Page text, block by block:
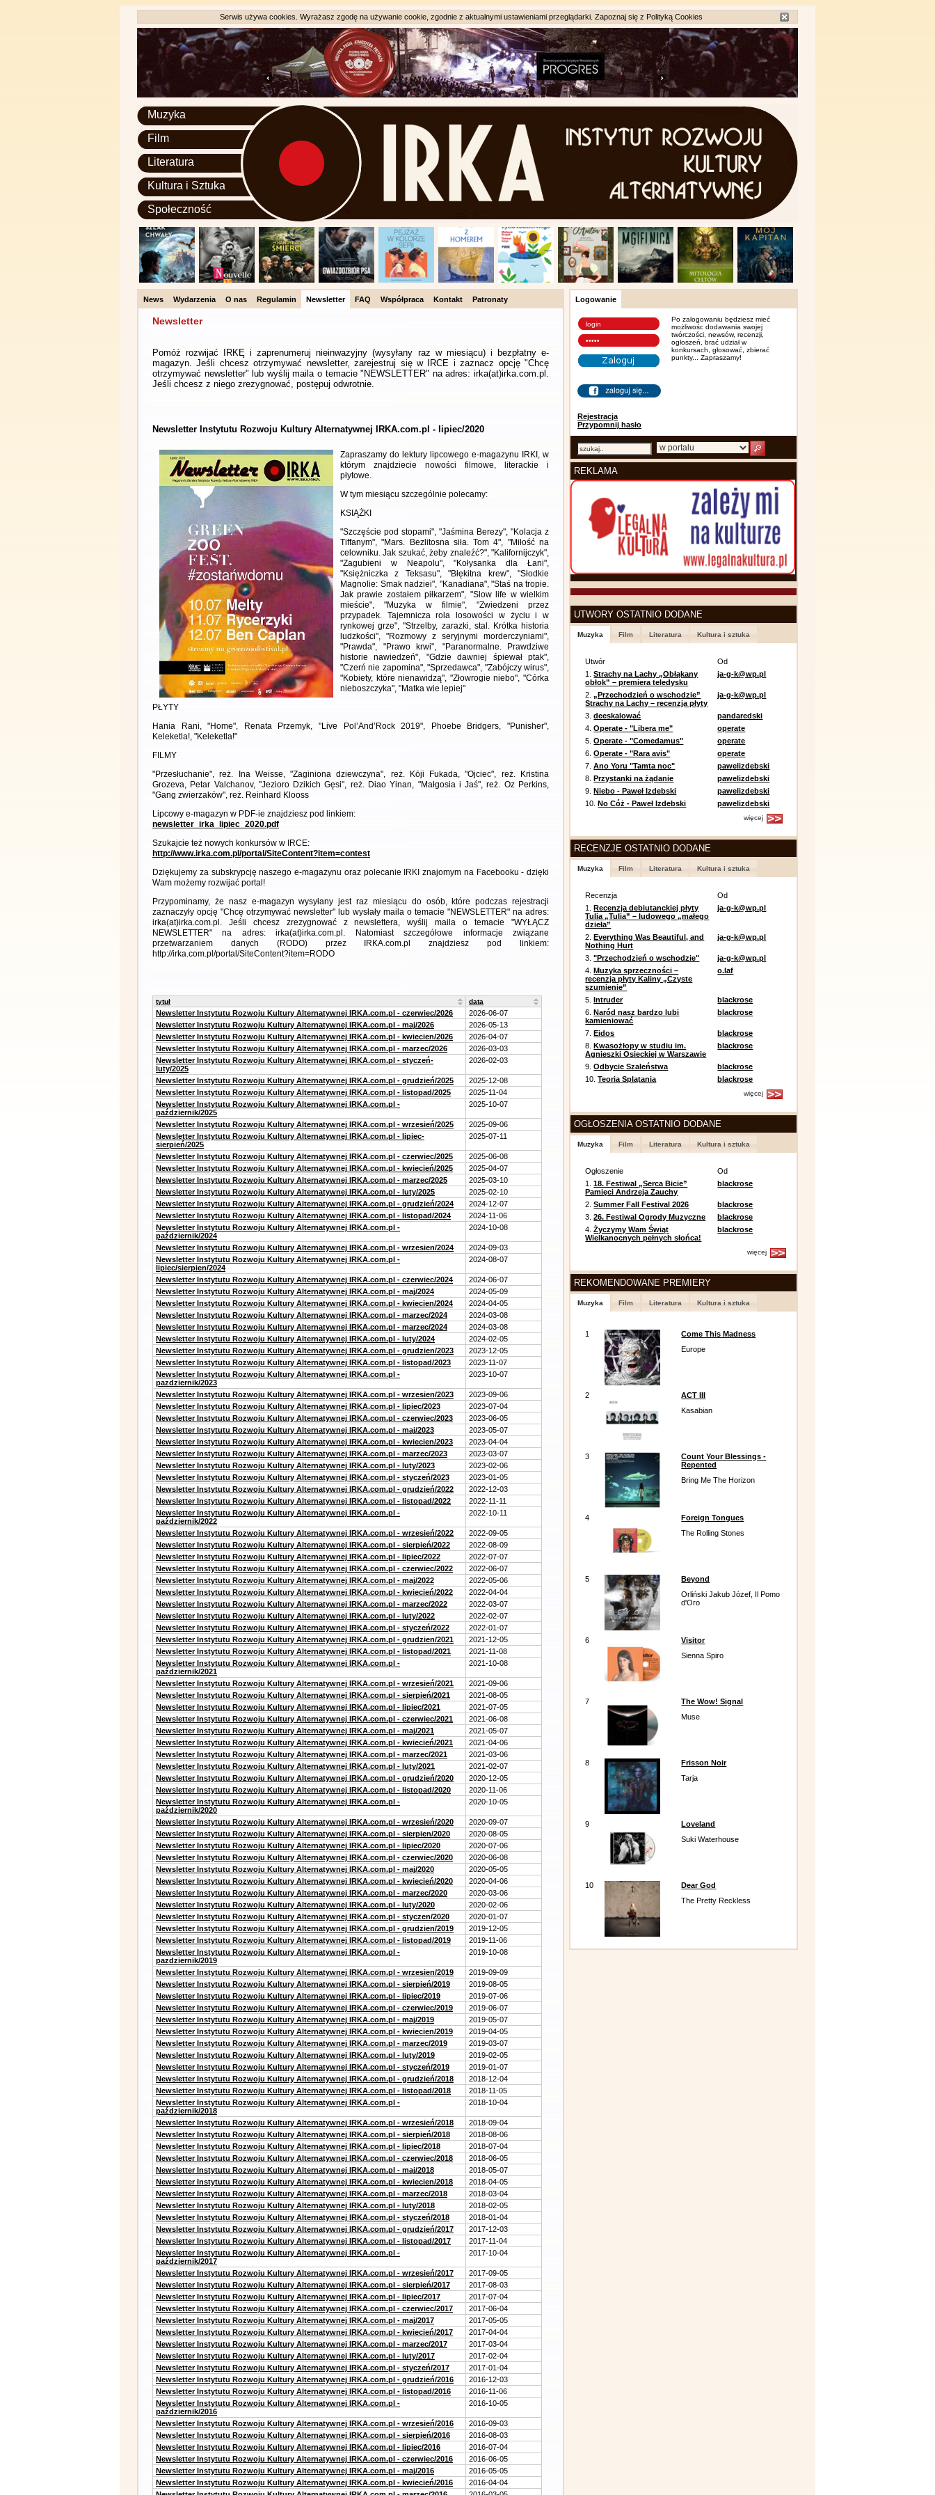
Serwis używa cookies. Wyrażasz zgodę na używanie cookie, zgodnie z aktualnymi ustawieniami przeglądarki. Zapoznaj się z Polityką Cookies
Muzyka
Film
Literatura
Kultura i Sztuka
Społeczność
News Wydarzenia O nas Regulamin Newsletter FAQ Współpraca Kontakt Patronaty
Newsletter
Pomóż rozwijać IRKĘ i zaprenumeruj nieinwazyjny (wysyłany raz w miesiącu) i bezpłatny e-
magazyn. Jeśli chcesz otrzymywać newsletter, zarejestruj się w IRCE i zaznacz opcję "Chcę
otrzymywać newsletter" lub wyślij maila o temacie "NEWSLETTER" na adres: irka(at)irka.com.pl.
Jeśli chcesz z niego zrezygnować, postępuj odwrotnie.
Newsletter Instytutu Rozwoju Kultury Alternatywnej IRKA.com.pl - lipiec/2020
Zapraszamy do lektury lipcowego e-magazynu IRKI, w
którym znajdziecie nowości filmowe, literackie i
płytowe.
W tym miesiącu szczególnie polecamy:
KSIĄŻKI
"Szczęście pod stopami", "Jaśmina Berezy", "Kolacja z
Tiffanym", "Mars. Bezlitosna siła. Tom 4", "Miłość na
celowniku. Jak szukać, żeby znaleźć?", "Kalifornijczyk",
"Zagubieni w Neapolu", "Kołysanka dla Łani",
"Księżniczka z Teksasu", "Błękitna krew", "Słodkie
Magnolie: Smak nadziei", "Kanadiana", "Staś na tropie.
Jak prawie zostałem piłkarzem", "Slow life w wielkim
mieście", "Muzyka w filmie", "Zwiedzeni przez
przypadek. Tajemnicza rola losowości w życiu i w
rynkowej grze", "Strzelby, zarazki, stal. Krótka historia
ludzkości", "Rozmowy z seryjnymi morderczyniami",
"Prawda", "Prawo krwi", "Paranormalne. Prawdziwe
historie nawiedzeń", "Gdzie dawniej śpiewał ptak",
"Czerń nie zapomina", "Sprzedawca", "Zabójczy wirus",
"Kobiety, które nienawidzą", "Złowrogie niebo", "Córka
nieboszczyka", "Matka wie lepiej"
PŁYTY
Hania Rani, "Home", Renata Przemyk, "Live Pol’And’Rock 2019", Phoebe Bridgers, "Punisher",
Keleketla!, "Keleketla!"
FILMY
"Przesłuchanie", reż. Ina Weisse, "Zaginiona dziewczyna", reż. Kōji Fukada, "Ojciec", reż. Kristina
Grozeva, Petar Valchanov, "Jezioro Dzikich Gęsi", reż. Diao Yinan, "Małgosia i Jaś", reż. Oz Perkins,
"Gang zwierzaków", reż. Reinhard Klooss
Lipcowy e-magazyn w PDF-ie znajdziesz pod linkiem:
newsletter_irka_lipiec_2020.pdf
Szukajcie też nowych konkursów w IRCE:
http://www.irka.com.pl/portal/SiteContent?item=contest
Dziękujemy za subskrypcję naszego e-magazynu oraz polecanie IRKI znajomym na Facebooku - dzięki
Wam możemy rozwijać portal!
Przypominamy, że nasz e-magazyn wysyłany jest raz miesiącu do osób, które podczas rejestracji
zaznaczyły opcję "Chcę otrzymywać newsletter" lub wysłały maila o temacie "NEWSLETTER" na adres:
irka(at)irka.com.pl. Jeśli chcesz zrezygnować z newslettera, wyślij maila o temacie "WYŁĄCZ
NEWSLETTER" na adres: irka(at)irka.com.pl. Natomiast szczegółowe informacje związane
przetwarzaniem danych (RODO) przez IRKA.com.pl znajdziesz pod linkiem:
http://irka.com.pl/portal/SiteContent?item=RODO
tytuł data
Newsletter Instytutu Rozwoju Kultury Alternatywnej IRKA.com.pl - czerwiec/2026
2026-06-07
Newsletter Instytutu Rozwoju Kultury Alternatywnej IRKA.com.pl - maj/2026
2026-05-13
Newsletter Instytutu Rozwoju Kultury Alternatywnej IRKA.com.pl - kwiecien/2026
2026-04-07
Newsletter Instytutu Rozwoju Kultury Alternatywnej IRKA.com.pl - marzec/2026
2026-03-03
Newsletter Instytutu Rozwoju Kultury Alternatywnej IRKA.com.pl - styczeń-
luty/2025
2026-02-03
Newsletter Instytutu Rozwoju Kultury Alternatywnej IRKA.com.pl - grudzień/2025
2025-12-08
Newsletter Instytutu Rozwoju Kultury Alternatywnej IRKA.com.pl - listopad/2025
2025-11-04
Newsletter Instytutu Rozwoju Kultury Alternatywnej IRKA.com.pl -
październik/2025
2025-10-07
Newsletter Instytutu Rozwoju Kultury Alternatywnej IRKA.com.pl - wrzesień/2025
2025-09-06
Newsletter Instytutu Rozwoju Kultury Alternatywnej IRKA.com.pl - lipiec-
sierpień/2025
2025-07-11
Newsletter Instytutu Rozwoju Kultury Alternatywnej IRKA.com.pl - czerwiec/2025
2025-06-08
Newsletter Instytutu Rozwoju Kultury Alternatywnej IRKA.com.pl - kwiecień/2025
2025-04-07
Newsletter Instytutu Rozwoju Kultury Alternatywnej IRKA.com.pl - marzec/2025
2025-03-10
Newsletter Instytutu Rozwoju Kultury Alternatywnej IRKA.com.pl - luty/2025
2025-02-10
Newsletter Instytutu Rozwoju Kultury Alternatywnej IRKA.com.pl - grudzień/2024
2024-12-07
Newsletter Instytutu Rozwoju Kultury Alternatywnej IRKA.com.pl - listopad/2024
2024-11-06
Newsletter Instytutu Rozwoju Kultury Alternatywnej IRKA.com.pl -
październik/2024
2024-10-08
Newsletter Instytutu Rozwoju Kultury Alternatywnej IRKA.com.pl - wrzesien/2024
2024-09-03
Newsletter Instytutu Rozwoju Kultury Alternatywnej IRKA.com.pl -
lipiec/sierpien/2024
2024-08-07
Newsletter Instytutu Rozwoju Kultury Alternatywnej IRKA.com.pl - czerwiec/2024
2024-06-07
Newsletter Instytutu Rozwoju Kultury Alternatywnej IRKA.com.pl - maj/2024
2024-05-09
Newsletter Instytutu Rozwoju Kultury Alternatywnej IRKA.com.pl - kwiecien/2024
2024-04-05
Newsletter Instytutu Rozwoju Kultury Alternatywnej IRKA.com.pl - marzec/2024
2024-03-08
Newsletter Instytutu Rozwoju Kultury Alternatywnej IRKA.com.pl - marzec/2024
2024-03-08
Newsletter Instytutu Rozwoju Kultury Alternatywnej IRKA.com.pl - luty/2024
2024-02-05
Newsletter Instytutu Rozwoju Kultury Alternatywnej IRKA.com.pl - grudzien/2023
2023-12-05
Newsletter Instytutu Rozwoju Kultury Alternatywnej IRKA.com.pl - listopad/2023
2023-11-07
Newsletter Instytutu Rozwoju Kultury Alternatywnej IRKA.com.pl -
pazdziernik/2023
2023-10-07
Newsletter Instytutu Rozwoju Kultury Alternatywnej IRKA.com.pl - wrzesien/2023
2023-09-06
Newsletter Instytutu Rozwoju Kultury Alternatywnej IRKA.com.pl - lipiec/2023
2023-07-04
Newsletter Instytutu Rozwoju Kultury Alternatywnej IRKA.com.pl - czerwiec/2023
2023-06-05
Newsletter Instytutu Rozwoju Kultury Alternatywnej IRKA.com.pl - maj/2023
2023-05-07
Newsletter Instytutu Rozwoju Kultury Alternatywnej IRKA.com.pl - kwiecien/2023
2023-04-04
Newsletter Instytutu Rozwoju Kultury Alternatywnej IRKA.com.pl - marzec/2023
2023-03-07
Newsletter Instytutu Rozwoju Kultury Alternatywnej IRKA.com.pl - luty/2023
2023-02-06
Newsletter Instytutu Rozwoju Kultury Alternatywnej IRKA.com.pl - styczeń/2023
2023-01-05
Newsletter Instytutu Rozwoju Kultury Alternatywnej IRKA.com.pl - grudzień/2022
2022-12-03
Newsletter Instytutu Rozwoju Kultury Alternatywnej IRKA.com.pl - listopad/2022
2022-11-11
Newsletter Instytutu Rozwoju Kultury Alternatywnej IRKA.com.pl -
październik/2022
2022-10-11
Newsletter Instytutu Rozwoju Kultury Alternatywnej IRKA.com.pl - wrzesień/2022
2022-09-05
Newsletter Instytutu Rozwoju Kultury Alternatywnej IRKA.com.pl - sierpień/2022
2022-08-09
Newsletter Instytutu Rozwoju Kultury Alternatywnej IRKA.com.pl - lipiec/2022
2022-07-07
Newsletter Instytutu Rozwoju Kultury Alternatywnej IRKA.com.pl - czerwiec/2022
2022-06-07
Newsletter Instytutu Rozwoju Kultury Alternatywnej IRKA.com.pl - maj/2022
2022-05-06
Newsletter Instytutu Rozwoju Kultury Alternatywnej IRKA.com.pl - kwiecień/2022
2022-04-04
Newsletter Instytutu Rozwoju Kultury Alternatywnej IRKA.com.pl - marzec/2022
2022-03-07
Newsletter Instytutu Rozwoju Kultury Alternatywnej IRKA.com.pl - luty/2022
2022-02-07
Newsletter Instytutu Rozwoju Kultury Alternatywnej IRKA.com.pl - styczeń/2022
2022-01-07
Newsletter Instytutu Rozwoju Kultury Alternatywnej IRKA.com.pl - grudzien/2021
2021-12-05
Newsletter Instytutu Rozwoju Kultury Alternatywnej IRKA.com.pl - listopad/2021
2021-11-08
Newsletter Instytutu Rozwoju Kultury Alternatywnej IRKA.com.pl -
październik/2021
2021-10-08
Newsletter Instytutu Rozwoju Kultury Alternatywnej IRKA.com.pl - wrzesień/2021
2021-09-06
Newsletter Instytutu Rozwoju Kultury Alternatywnej IRKA.com.pl - sierpień/2021
2021-08-05
Newsletter Instytutu Rozwoju Kultury Alternatywnej IRKA.com.pl - lipiec/2021
2021-07-05
Newsletter Instytutu Rozwoju Kultury Alternatywnej IRKA.com.pl - czerwiec/2021
2021-06-08
Newsletter Instytutu Rozwoju Kultury Alternatywnej IRKA.com.pl - maj/2021
2021-05-07
Newsletter Instytutu Rozwoju Kultury Alternatywnej IRKA.com.pl - kwiecień/2021
2021-04-06
Newsletter Instytutu Rozwoju Kultury Alternatywnej IRKA.com.pl - marzec/2021
2021-03-06
Newsletter Instytutu Rozwoju Kultury Alternatywnej IRKA.com.pl - luty/2021
2021-02-07
Newsletter Instytutu Rozwoju Kultury Alternatywnej IRKA.com.pl - grudzień/2020
2020-12-05
Newsletter Instytutu Rozwoju Kultury Alternatywnej IRKA.com.pl - listopad/2020
2020-11-06
Newsletter Instytutu Rozwoju Kultury Alternatywnej IRKA.com.pl -
październik/2020
2020-10-05
Newsletter Instytutu Rozwoju Kultury Alternatywnej IRKA.com.pl - wrzesień/2020
2020-09-07
Newsletter Instytutu Rozwoju Kultury Alternatywnej IRKA.com.pl - sierpien/2020
2020-08-05
Newsletter Instytutu Rozwoju Kultury Alternatywnej IRKA.com.pl - lipiec/2020
2020-07-06
Newsletter Instytutu Rozwoju Kultury Alternatywnej IRKA.com.pl - czerwiec/2020
2020-06-08
Newsletter Instytutu Rozwoju Kultury Alternatywnej IRKA.com.pl - maj/2020
2020-05-05
Newsletter Instytutu Rozwoju Kultury Alternatywnej IRKA.com.pl - kwiecień/2020
2020-04-06
Newsletter Instytutu Rozwoju Kultury Alternatywnej IRKA.com.pl - marzec/2020
2020-03-06
Newsletter Instytutu Rozwoju Kultury Alternatywnej IRKA.com.pl - luty/2020
2020-02-06
Newsletter Instytutu Rozwoju Kultury Alternatywnej IRKA.com.pl - styczen/2020
2020-01-07
Newsletter Instytutu Rozwoju Kultury Alternatywnej IRKA.com.pl - grudzien/2019
2019-12-05
Newsletter Instytutu Rozwoju Kultury Alternatywnej IRKA.com.pl - listopad/2019
2019-11-06
Newsletter Instytutu Rozwoju Kultury Alternatywnej IRKA.com.pl -
pazdziernik/2019
2019-10-08
Newsletter Instytutu Rozwoju Kultury Alternatywnej IRKA.com.pl - wrzesien/2019
2019-09-09
Newsletter Instytutu Rozwoju Kultury Alternatywnej IRKA.com.pl - sierpień/2019
2019-08-05
Newsletter Instytutu Rozwoju Kultury Alternatywnej IRKA.com.pl - lipiec/2019
2019-07-06
Newsletter Instytutu Rozwoju Kultury Alternatywnej IRKA.com.pl - czerwiec/2019
2019-06-07
Newsletter Instytutu Rozwoju Kultury Alternatywnej IRKA.com.pl - maj/2019
2019-05-07
Newsletter Instytutu Rozwoju Kultury Alternatywnej IRKA.com.pl - kwiecien/2019
2019-04-05
Newsletter Instytutu Rozwoju Kultury Alternatywnej IRKA.com.pl - marzec/2019
2019-03-07
Newsletter Instytutu Rozwoju Kultury Alternatywnej IRKA.com.pl - luty/2019
2019-02-05
Newsletter Instytutu Rozwoju Kultury Alternatywnej IRKA.com.pl - styczeń/2019
2019-01-07
Newsletter Instytutu Rozwoju Kultury Alternatywnej IRKA.com.pl - grudzień/2018
2018-12-04
Newsletter Instytutu Rozwoju Kultury Alternatywnej IRKA.com.pl - listopad/2018
2018-11-05
Newsletter Instytutu Rozwoju Kultury Alternatywnej IRKA.com.pl -
październik/2018
2018-10-04
Newsletter Instytutu Rozwoju Kultury Alternatywnej IRKA.com.pl - wrzesień/2018
2018-09-04
Newsletter Instytutu Rozwoju Kultury Alternatywnej IRKA.com.pl - sierpień/2018
2018-08-06
Newsletter Instytutu Rozwoju Kultury Alternatywnej IRKA.com.pl - lipiec/2018
2018-07-04
Newsletter Instytutu Rozwoju Kultury Alternatywnej IRKA.com.pl - czerwiec/2018
2018-06-05
Newsletter Instytutu Rozwoju Kultury Alternatywnej IRKA.com.pl - maj/2018
2018-05-07
Newsletter Instytutu Rozwoju Kultury Alternatywnej IRKA.com.pl - kwiecien/2018
2018-04-05
Newsletter Instytutu Rozwoju Kultury Alternatywnej IRKA.com.pl - marzec/2018
2018-03-04
Newsletter Instytutu Rozwoju Kultury Alternatywnej IRKA.com.pl - luty/2018
2018-02-05
Newsletter Instytutu Rozwoju Kultury Alternatywnej IRKA.com.pl - styczeń/2018
2018-01-04
Newsletter Instytutu Rozwoju Kultury Alternatywnej IRKA.com.pl - grudzień/2017
2017-12-03
Newsletter Instytutu Rozwoju Kultury Alternatywnej IRKA.com.pl - listopad/2017
2017-11-04
Newsletter Instytutu Rozwoju Kultury Alternatywnej IRKA.com.pl -
październik/2017
2017-10-04
Newsletter Instytutu Rozwoju Kultury Alternatywnej IRKA.com.pl - wrzesień/2017
2017-09-05
Newsletter Instytutu Rozwoju Kultury Alternatywnej IRKA.com.pl - sierpień/2017
2017-08-03
Newsletter Instytutu Rozwoju Kultury Alternatywnej IRKA.com.pl - lipiec/2017
2017-07-04
Newsletter Instytutu Rozwoju Kultury Alternatywnej IRKA.com.pl - czerwiec/2017
2017-06-04
Newsletter Instytutu Rozwoju Kultury Alternatywnej IRKA.com.pl - maj/2017
2017-05-05
Newsletter Instytutu Rozwoju Kultury Alternatywnej IRKA.com.pl - kwiecień/2017
2017-04-04
Newsletter Instytutu Rozwoju Kultury Alternatywnej IRKA.com.pl - marzec/2017
2017-03-04
Newsletter Instytutu Rozwoju Kultury Alternatywnej IRKA.com.pl - luty/2017
2017-02-04
Newsletter Instytutu Rozwoju Kultury Alternatywnej IRKA.com.pl - styczeń/2017
2017-01-04
Newsletter Instytutu Rozwoju Kultury Alternatywnej IRKA.com.pl - grudzień/2016
2016-12-03
Newsletter Instytutu Rozwoju Kultury Alternatywnej IRKA.com.pl - listopad/2016
2016-11-06
Newsletter Instytutu Rozwoju Kultury Alternatywnej IRKA.com.pl -
październik/2016
2016-10-05
Newsletter Instytutu Rozwoju Kultury Alternatywnej IRKA.com.pl - wrzesień/2016
2016-09-03
Newsletter Instytutu Rozwoju Kultury Alternatywnej IRKA.com.pl - sierpień/2016
2016-08-03
Newsletter Instytutu Rozwoju Kultury Alternatywnej IRKA.com.pl - lipiec/2016
2016-07-04
Newsletter Instytutu Rozwoju Kultury Alternatywnej IRKA.com.pl - czerwiec/2016
2016-06-05
Newsletter Instytutu Rozwoju Kultury Alternatywnej IRKA.com.pl - maj/2016
2016-05-05
Newsletter Instytutu Rozwoju Kultury Alternatywnej IRKA.com.pl - kwiecień/2016
2016-04-04
Logowanie
Rejestracja
Przypomnij hasło
Po zalogowaniu będziesz mieć
możliwośc dodawania swojej
twórczości, newsów, recenzji,
ogłoszeń, brać udział w
konkursach, głosować, zbierać
punkty... Zapraszamy!
REKLAMA
UTWORY OSTATNIO DODANE
Muzyka Film Literatura Kultura i sztuka
Utwór
Od
1.Strachy na Lachy „Obłąkany
obłok” – premiera teledysku
ja-g-k@wp.pl
2.„Przechodzień o wschodzie”
Strachy na Lachy – recenzja płyty
ja-g-k@wp.pl
3.deeskalować
pandaredski
4.Operate - "Libera me"
operate
5.Operate - "Comedamus"
operate
6.Operate - "Rara avis"
operate
7.Ano Yoru "Tamta noc"
pawelizdebski
8.Przystanki na żądanie
pawelizdebski
9.Niebo - Paweł Izdebski
pawelizdebski
10.No Cóż - Paweł Izdebski pawelizdebski
więcej
RECENZJE OSTATNIO DODANE
Muzyka Film Literatura Kultura i sztuka
Recenzja
Od
1.Recenzja debiutanckiej płyty
Tulia „Tulia” – ludowego „małego
dzieła”
ja-g-k@wp.pl
2.Everything Was Beautiful, and
Nothing Hurt
ja-g-k@wp.pl
3."Przechodzień o wschodzie"
ja-g-k@wp.pl
4.Muzyka sprzeczności –
recenzja płyty Kaliny „Czyste
szumienie”
o.laf
5.Intruder
blackrose
6.Naród nasz bardzo lubi
kamieniować
blackrose
7.Eidos
blackrose
8.Kwasożłopy w studiu im.
Agnieszki Osieckiej w Warszawie
blackrose
9.Odbycie Szaleństwa
blackrose
10.Teoria Splątania blackrose
więcej
OGŁOSZENIA OSTATNIO DODANE
Muzyka Film Literatura Kultura i sztuka
Ogłoszenie
Od
1.18. Festiwal „Serca Bicie”
Pamięci Andrzeja Zauchy
blackrose
2.Summer Fall Festival 2026
blackrose
3.26. Festiwal Ogrody Muzyczne
blackrose
4.Życzymy Wam Świąt
Wielkanocnych pełnych słońca!
blackrose
więcej
REKOMENDOWANE PREMIERY
Muzyka Film Literatura Kultura i sztuka
1
Come This Madness
Europe
2
ACT III
Kasabian
3
Count Your Blessings -
Repented
Bring Me The Horizon
4
Foreign Tongues
The Rolling Stones
5
Beyond
Orliński Jakub Józef, Il Pomo
d'Oro
6
Visitor
Sienna Spiro
7
The Wow! Signal
Muse
8
Frisson Noir
Tarja
9
Loveland
Suki Waterhouse
10
Dear God
The Pretty Reckless